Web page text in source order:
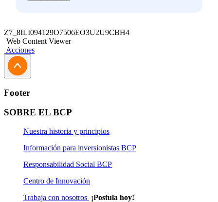
Z7_8ILI094129O7506EO3U2U9CBH4
Web Content Viewer
Acciones
Footer
SOBRE EL BCP
Nuestra historia y principios
Información para inversionistas BCP
Responsabilidad Social BCP
Centro de Innovación
Trabaja con nosotros ¡Postula hoy!